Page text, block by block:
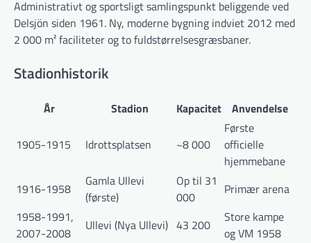
Administrativt og sportsligt samlingspunkt beliggende ved
Delsjön siden 1961. Ny, moderne bygning indviet 2012 med
2 000 m² faciliteter og to fuldstørrelsesgræsbaner.
Stadionhistorik
År Stadion Kapacitet Anvendelse
1905-1915 Idrottsplatsen ~8 000
Første
officielle
hjemmebane
1916-1958
Gamla Ullevi
(første)
Op til 31
000
Primær arena
1958-1991,
2007-2008
Ullevi (Nya Ullevi) 43 200
Store kampe
og VM 1958